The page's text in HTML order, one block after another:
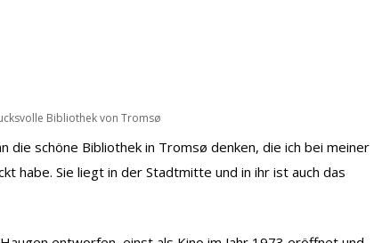
Bibliothek von Tromsø
die schöne Bibliothek in Tromsø denken, die ich bei meiner
habe. Sie liegt in der Stadtmitte und in ihr ist auch das